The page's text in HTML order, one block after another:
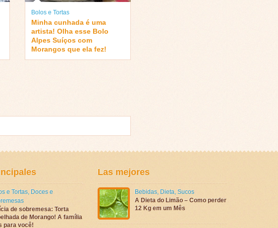
Bolos e Tortas
Minha cunhada é uma
artista! Olha esse Bolo
Alpes Suíços com
Morangos que ela fez!
e Tortas, Doces e
de sobremesa: Torta
de Morango! A família
para você!
Las mejores
Bebidas, Dieta, Sucos
A Dieta do Limão – Como perder
12 Kg em um Mês